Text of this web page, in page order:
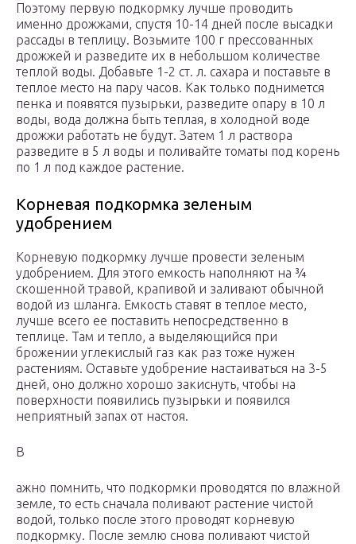
Поэтому первую подкормку лучше проводить
именно дрожжами, спустя 10-14 дней после высадки
рассады в теплицу. Возьмите 100 г прессованных
дрожжей и разведите их в небольшом количестве
теплой воды. Добавьте 1-2 ст. л. сахара и поставьте в
теплое место на пару часов. Как только поднимется
пенка и появятся пузырьки, разведите опару в 10 л
воды, вода должна быть теплая, в холодной воде
дрожжи работать не будут. Затем 1 л раствора
разведите в 5 л воды и поливайте томаты под корень
по 1 л под каждое растение.
Корневая подкормка зеленым
удобрением
Корневую подкормку лучше провести зеленым
удобрением. Для этого емкость наполняют на ¾
скошенной травой, крапивой и заливают обычной
водой из шланга. Емкость ставят в теплое место,
лучше всего ее поставить непосредственно в
теплице. Там и тепло, а выделяющийся при
брожении углекислый газ как раз тоже нужен
растениям. Оставьте удобрение настаиваться на 3-5
дней, оно должно хорошо закиснуть, чтобы на
поверхности появились пузырьки и появился
неприятный запах от настоя.
В
ажно помнить, что подкормки проводятся по влажной
земле, то есть сначала поливают растение чистой
водой, только после этого проводят корневую
подкормку. После землю снова поливают чистой